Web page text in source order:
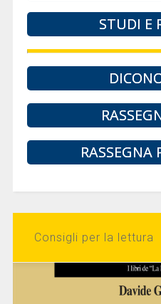
STUDI E
RASSEGNA
Consigli per la lettura